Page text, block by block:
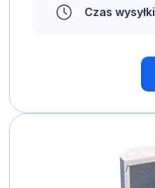
Czas wysyłki